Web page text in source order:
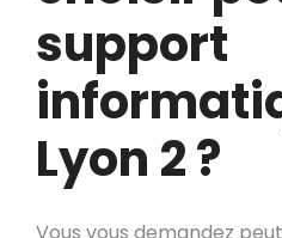
support
Lyon 2 ?